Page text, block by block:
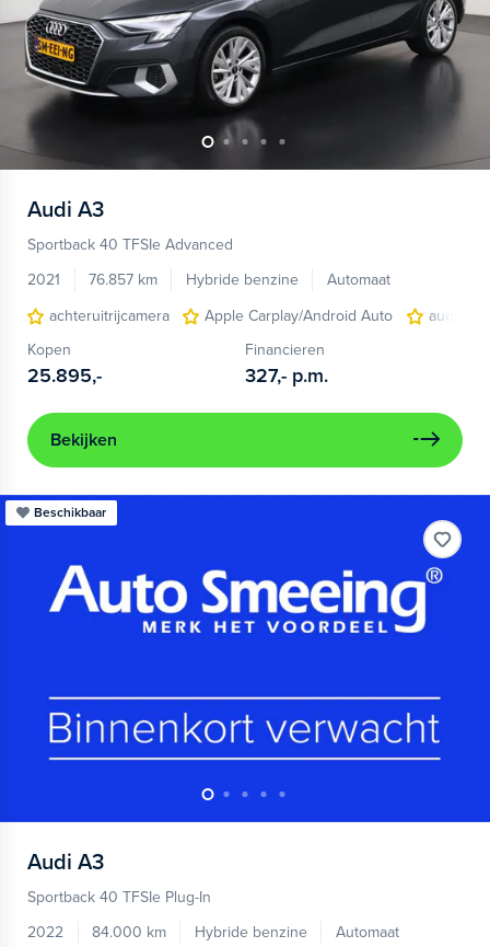
Audi A3
Sportback 40 TFSIe Advanced
2021
76.857 km Hybride benzine
Automaat
achteruitrijcamera
Apple Carplay/Android Auto
audio
Kopen
25.895,-
Financieren
327,- p.m.
Bekijken
Beschikbaar
Audi A3
Sportback 40 TFSIe Plug-In
2022
84.000 km Hybride benzine
Automaat